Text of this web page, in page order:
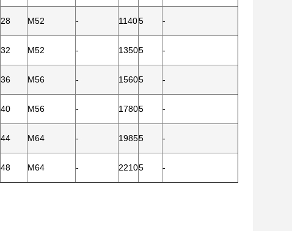
28 M52 - 11405 -
32 M52 - 13505 -
36 M56 - 15605 -
40 M56 - 17805 -
44 M64 - 19855 -
48 M64 - 22105 -